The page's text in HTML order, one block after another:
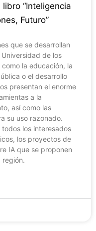
“Inteligencia
Futuro”
que se desarrollan
de los
la educación, la
o el desarrollo
presentan el enorme
a la
así como las
su uso razonado.
los interesados
los proyectos de
IA que se proponen
región.